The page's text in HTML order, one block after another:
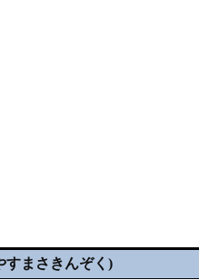
すまさきんぞく)